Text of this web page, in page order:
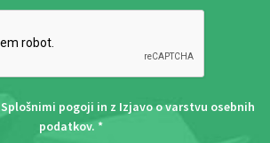
Splošnimi pogoji in z Izjavo o varstvu osebnih
podatkov. *